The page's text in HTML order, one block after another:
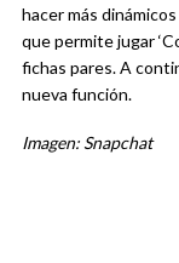
hacer más
que permite jugar
fichas pares. A
nueva función.
Imagen: Snapchat